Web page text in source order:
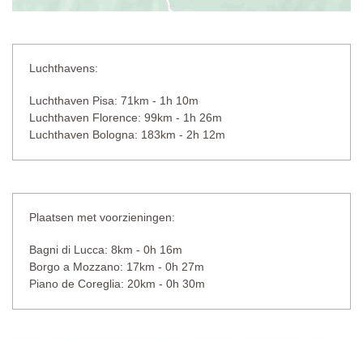
Luchthavens:
Luchthaven Pisa: 71km - 1h 10m
Luchthaven Florence: 99km - 1h 26m
Luchthaven Bologna: 183km - 2h 12m
Plaatsen met voorzieningen:
Bagni di Lucca: 8km - 0h 16m
Borgo a Mozzano: 17km - 0h 27m
Piano de Coreglia: 20km - 0h 30m